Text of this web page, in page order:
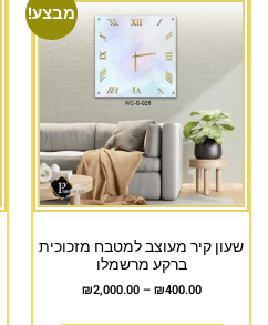
מבצע!
שעון קיר מעוצב למטבח מזכוכית
ברקע מרשמלו
₪400.00
–
₪2,000.00